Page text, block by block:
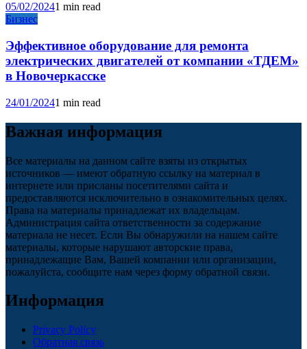
05/02/20241 min read
Бизнес
Эффективное оборудование для ремонта
электрических двигателей от компании «ТДЕМ»
в Новочеркасске
24/01/20241 min read
Важная информация
Все материалы на данном сайте взяты из открытых
источников — имеют обратную ссылку на материал в
интернете или присланы посетителями сайта и
предоставляются исключительно в ознакомительных целях.
Права на материалы принадлежат их владельцам.
Администрация сайта ответственности за содержание
материала не несет. Если Вы обнаружили на нашем сайте
материалы, которые нарушают авторские права,
принадлежащие Вам, Вашей компании или организации,
пожалуйста, сообщите нам через форму обратной связи.
Информация
Privacy Policy
Обратная связь